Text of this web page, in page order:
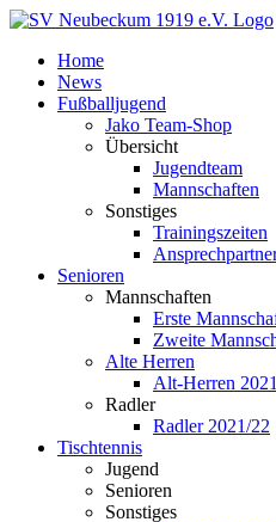
Zum
springenHome
News
Fußballjugend
Jako Team-Shop
Übersicht
Jugendteam
Mannschaften
Sonstiges
Trainingszeiten
Senioren
Mannschaften
Erste
Zweite
Alte Herren
Alt-Herren
Radler
Radler 2021/22
Tischtennis
Jugend
Senioren
Sonstiges